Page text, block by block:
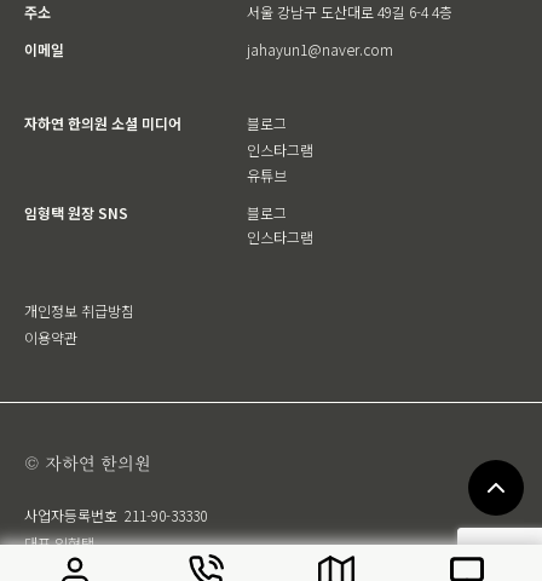
주소
서울 강남구 도산대로 49길 6-4 4층
이메일
jahayun1@naver.com
자하연 한의원 소셜 미디어
블로그
인스타그램
유튜브
임형택 원장 SNS
블로그
인스타그램
개인정보 취급방침
이용약관
© 자하연 한의원
사업자등록번호 211-90-33330
대표 임형택